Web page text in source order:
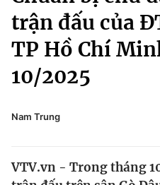
Chuyên mục
Tin tức
Move
Phong cách
Chân dung
Sự kiện
Bóng đá
Các môn khác
Bên lề
trận đấu của
TP Hồ Chí
10/2025
Nam Trung
VTV.vn - Trong tháng